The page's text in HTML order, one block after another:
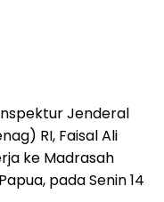
Jenderal
RI, Faisal Ali
ke Madrasah
pada Senin 14